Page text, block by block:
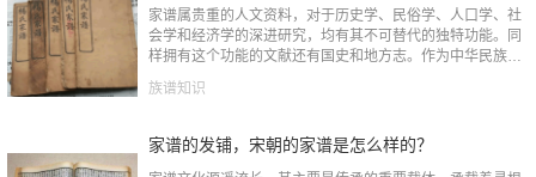
家谱属贵重的人文资料，对于历史学、民俗学、人口学、社
会学和经济学的深进研究，均有其不可替代的独特功能。同
样拥有这个功能的文献还有国史和地方志。作为中华民族的
三大文献，三者之间有什么关联？小谱为你铺开讲讲。图源
网络首先我们需要...
族谱知识
家谱的发铺，宋朝的家谱是怎么样的？